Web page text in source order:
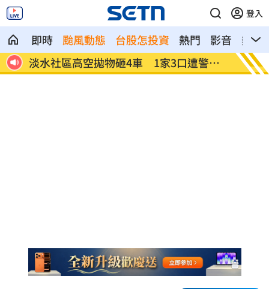
登入
即時 颱風動態 台股怎投資 熱門 影音
熱搜
倒
淡水社區高空拋物砸4車 1家3口遭警函
送
林逸
了